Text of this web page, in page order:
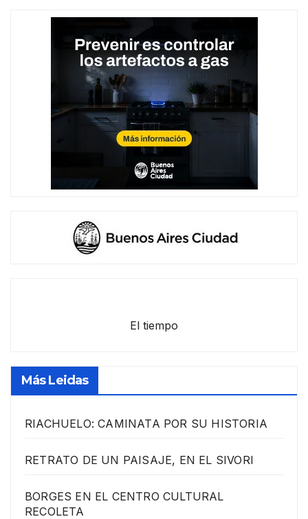
El tiempo
Más Leidas
RIACHUELO: CAMINATA POR SU HISTORIA
RETRATO DE UN PAISAJE, EN EL SIVORI
BORGES EN EL CENTRO CULTURAL
RECOLETA